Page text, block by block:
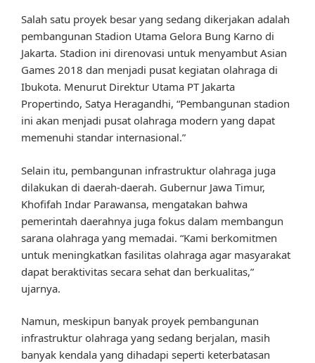
Salah satu proyek besar yang sedang dikerjakan adalah
pembangunan Stadion Utama Gelora Bung Karno di
Jakarta. Stadion ini direnovasi untuk menyambut Asian
Games 2018 dan menjadi pusat kegiatan olahraga di
Ibukota. Menurut Direktur Utama PT Jakarta
Propertindo, Satya Heragandhi, “Pembangunan stadion
ini akan menjadi pusat olahraga modern yang dapat
memenuhi standar internasional.”
Selain itu, pembangunan infrastruktur olahraga juga
dilakukan di daerah-daerah. Gubernur Jawa Timur,
Khofifah Indar Parawansa, mengatakan bahwa
pemerintah daerahnya juga fokus dalam membangun
sarana olahraga yang memadai. “Kami berkomitmen
untuk meningkatkan fasilitas olahraga agar masyarakat
dapat beraktivitas secara sehat dan berkualitas,”
ujarnya.
Namun, meskipun banyak proyek pembangunan
infrastruktur olahraga yang sedang berjalan, masih
banyak kendala yang dihadapi seperti keterbatasan